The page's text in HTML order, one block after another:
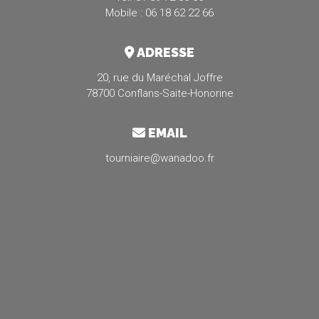
Mobile : 06 18 62 22 66
ADRESSE
20, rue du Maréchal Joffre
78700 Conflans-Saite-Honorine
EMAIL
tourniaire@wanadoo.fr